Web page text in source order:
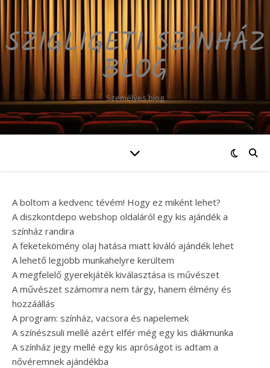
SZIGLIGETI SZÍNHÁZ
BLOG
Személyes blog
A boltom a kedvenc tévém! Hogy ez miként lehet?
A diszkontdepo webshop oldaláról egy kis ajándék a
színház randira
A feketekömény olaj hatása miatt kiváló ajándék lehet
A lehető legjobb munkahelyre kerültem
A megfelelő gyerekjáték kiválasztása is művészet
A művészet számomra nem tárgy, hanem élmény és
hozzáállás
A program: színház, vacsora és napelemek
A színészsuli mellé azért elfér még egy kis diákmunka
A színház jegy mellé egy kis apróságot is adtam a
nővéremnek ajándékba